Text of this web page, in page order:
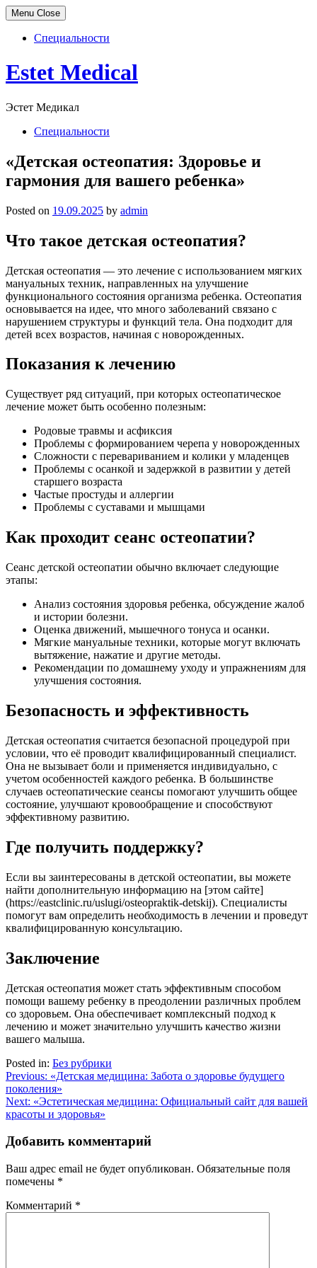
Menu Close
Специальности
Skip
to
Estet Medical
Эстет Медикал
Специальности
«Детская остеопатия: Здоровье и
гармония для вашего ребенка»
Posted on 19.09.2025 by admin
Что такое детская остеопатия?
Детская остеопатия — это лечение с использованием мягких
мануальных техник, направленных на улучшение
функционального состояния организма ребенка. Остеопатия
основывается на идее, что много заболеваний связано с
нарушением структуры и функций тела. Она подходит для
детей всех возрастов, начиная с новорожденных.
Показания к лечению
Существует ряд ситуаций, при которых остеопатическое
лечение может быть особенно полезным:
Родовые травмы и асфиксия
Проблемы с формированием черепа у новорожденных
Сложности с перевариванием и колики у младенцев
Проблемы с осанкой и задержкой в развитии у детей
старшего возраста
Частые простуды и аллергии
Проблемы с суставами и мышцами
Как проходит сеанс остеопатии?
Сеанс детской остеопатии обычно включает следующие
этапы:
Анализ состояния здоровья ребенка, обсуждение жалоб
и истории болезни.
Оценка движений, мышечного тонуса и осанки.
Мягкие мануальные техники, которые могут включать
вытяжение, нажатие и другие методы.
Рекомендации по домашнему уходу и упражнениям для
улучшения состояния.
Безопасность и эффективность
Детская остеопатия считается безопасной процедурой при
условии, что её проводит квалифицированный специалист.
Она не вызывает боли и применяется индивидуально, с
учетом особенностей каждого ребенка. В большинстве
случаев остеопатические сеансы помогают улучшить общее
состояние, улучшают кровообращение и способствуют
эффективному развитию.
Где получить поддержку?
Если вы заинтересованы в детской остеопатии, вы можете
найти дополнительную информацию на [этом сайте]
(https://eastclinic.ru/uslugi/osteopraktik-detskij). Специалисты
помогут вам определить необходимость в лечении и проведут
квалифицированную консультацию.
Заключение
Детская остеопатия может стать эффективным способом
помощи вашему ребенку в преодолении различных проблем
со здоровьем. Она обеспечивает комплексный подход к
лечению и может значительно улучшить качество жизни
вашего малыша.
Posted in: Без рубрики
Навигация
по
записям
Previous: «Детская медицина: Забота о здоровье будущего
поколения»
Next: «Эстетическая медицина: Официальный сайт для вашей
красоты и здоровья»
Добавить комментарий
Ваш адрес email не будет опубликован. Обязательные поля
помечены *
Комментарий *